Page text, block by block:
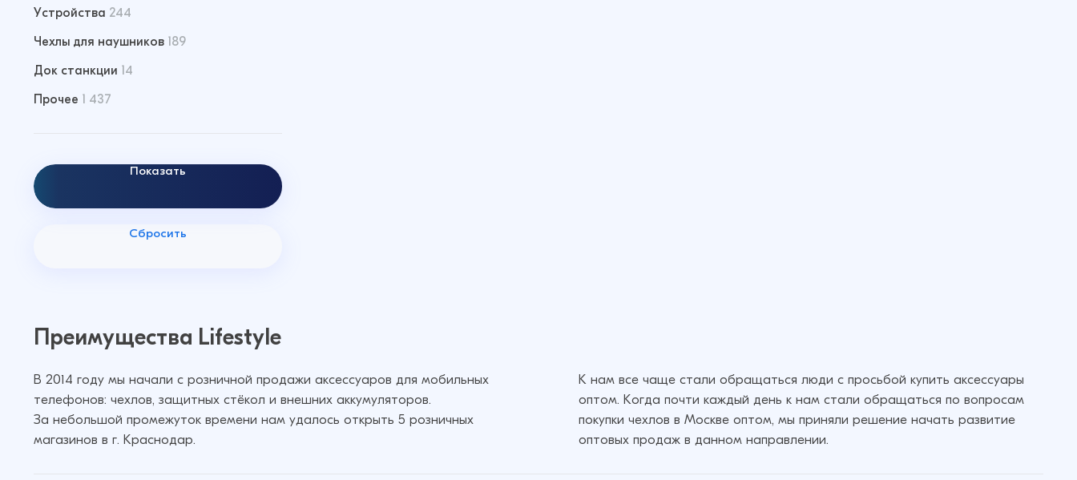
Устройства 244
Чехлы для наушников 189
Док станкции 14
Прочее 1 437
Сбросить
Показать
Преимущества Lifestyle
В 2014 году мы начали с розничной продажи аксессуаров для мобильных
телефонов: чехлов, защитных стёкол и внешних аккумуляторов.
За небольшой промежуток времени нам удалось открыть 5 розничных
магазинов в г. Краснодар.
К нам все чаще стали обращаться люди с просьбой купить аксессуары
оптом. Когда почти каждый день к нам стали обращаться по вопросам
покупки чехлов в Москве оптом, мы приняли решение начать развитие
оптовых продаж в данном направлении.